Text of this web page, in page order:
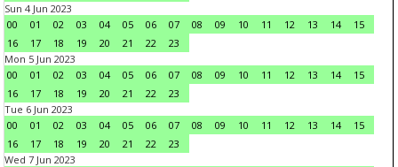
Sun 4 Jun 2023
00
01 02 03 04 05 06 07 08 09 10 11 12 13 14
15
16
17 18 19 20 21 22
23
Mon 5 Jun 2023
00
01 02 03 04 05 06 07 08 09 10 11 12 13 14
15
16
17 18 19 20 21 22
23
Tue 6 Jun 2023
00
01 02 03 04 05 06 07 08 09 10 11 12 13 14
15
16
17 18 19 20 21 22
23
Wed 7 Jun 2023